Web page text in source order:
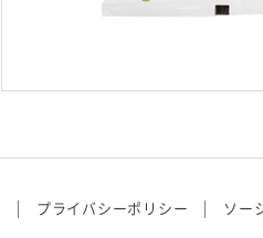
プライバシーポリシー ソー